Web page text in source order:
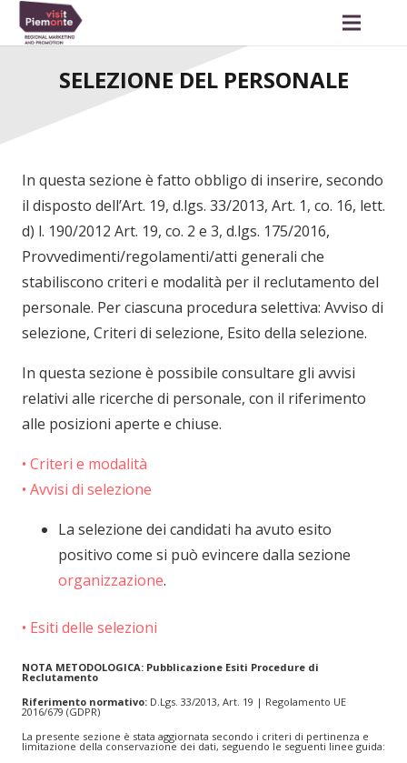
SELEZIONE DEL PERSONALE
In questa sezione è fatto obbligo di inserire, secondo
il disposto dell’Art. 19, d.lgs. 33/2013, Art. 1, co. 16, lett.
d) l. 190/2012 Art. 19, co. 2 e 3, d.lgs. 175/2016,
Provvedimenti/regolamenti/atti generali che
stabiliscono criteri e modalità per il reclutamento del
personale. Per ciascuna procedura selettiva: Avviso di
selezione, Criteri di selezione, Esito della selezione.
In questa sezione è possibile consultare gli avvisi
relativi alle ricerche di personale, con il riferimento
alle posizioni aperte e chiuse.
• Criteri e modalità
• Avvisi di selezione
La selezione dei candidati ha avuto esito
positivo come si può evincere dalla sezione
organizzazione.
• Esiti delle selezioni
NOTA METODOLOGICA: Pubblicazione Esiti Procedure di
Reclutamento
Riferimento normativo: D.Lgs. 33/2013, Art. 19 | Regolamento UE
2016/679 (GDPR)
La presente sezione è stata aggiornata secondo i criteri di pertinenza e
limitazione della conservazione dei dati, seguendo le seguenti linee guida: